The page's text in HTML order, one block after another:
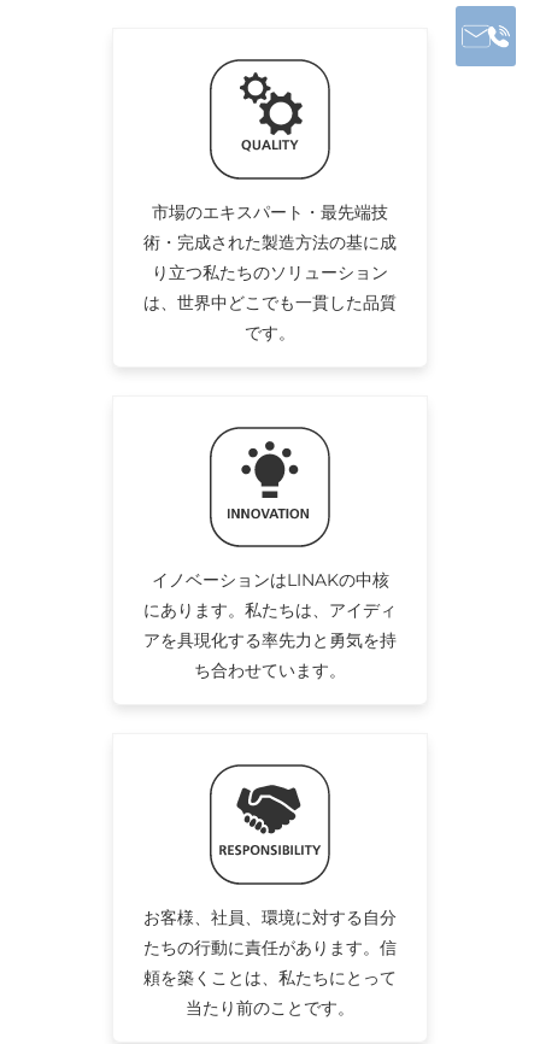
市場のエキスパート・最先端技
術・完成された製造方法の基に成
り立つ私たちのソリューション
は、世界中どこでも一貫した品質
です。
イノベーションはLINAKの中核
にあります。私たちは、アイディ
アを具現化する率先力と勇気を持
ち合わせています。
お客様、社員、環境に対する自分
たちの行動に責任があります。信
頼を築くことは、私たちにとって
当たり前のことです。